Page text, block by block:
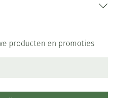
producten en promoties